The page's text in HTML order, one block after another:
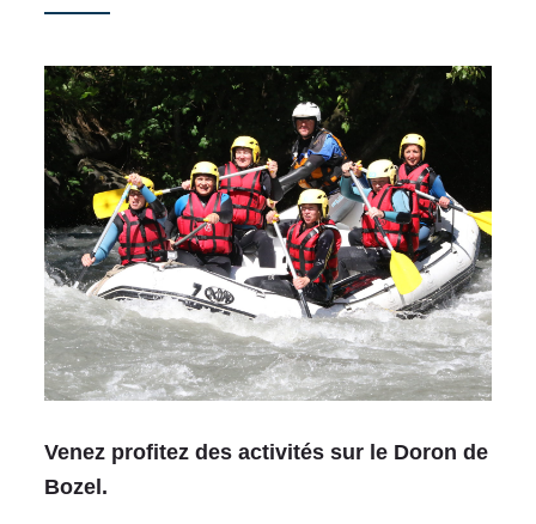
Venez profitez des activités sur le Doron de
Bozel.